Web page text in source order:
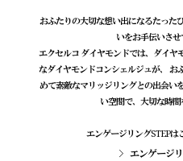
おふたりの大切な想い出になるたった
いをお手伝いさせ
エクセルコ ダイヤモンドでは、ダイヤ
なダイヤモンドコンシェルジュが、 お
めて素敵なマリッジリングとの出会い
い空間で、大切な時間
エンゲージリングSTEPは
エンゲージ